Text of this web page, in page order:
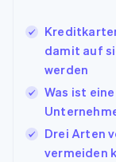
damit auf
werden
Was ist
Drei Arten
vermeiden
EnglishFrançais
Kroatien
EnglishItaliano
Lettland
Deutsch
Litauen